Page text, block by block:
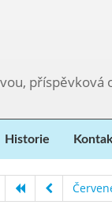
příspěvková
Historie